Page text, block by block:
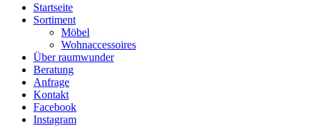
Startseite
Sortiment
Möbel
Wohnaccessoires
Über raumwunder
Beratung
Anfrage
Kontakt
Facebook
Instagram